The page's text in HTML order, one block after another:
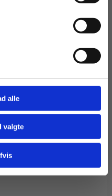
alle
valgte